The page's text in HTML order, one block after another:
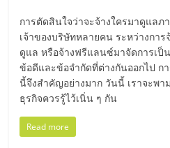
ขา
แฟ
รน
ไชส์,
การตัดสินใจว่าจะจ้างใครมาดูแลภ
เจ้าของบริษัทหลายคน ระหว่างกา
ดูแล หรือจ้างฟรีแลนซ์มาจัดการเป็
ข้อดีและข้อจำกัดที่ต่างกันออกไป ก
นี้จึงสำคัญอย่างมาก วันนี้ เราจะพ
ธุรกิจควรรู้ไว้เนิ่น ๆ กัน
Read more